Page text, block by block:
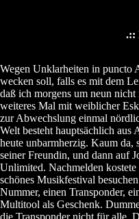
.::
Wegen Unklarheiten in puncto
wecken soll, falls es mit dem
daß ich morgens um neun
weiteres Mal mit weiblicher
zur Abwechslung einmal
Welt besteht hauptsächlich aus
heute unbarmherzig. Kaum
seiner Freundin, und dann auf
Unlimited. Nachmelden
schönes Musikfestival
Nummer, einen Transponder,
Multitool als Geschenk.
die Transponder nicht für alle.